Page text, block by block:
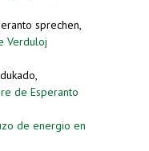
sprechen,
Verduloj
de Esperanto
de energio en